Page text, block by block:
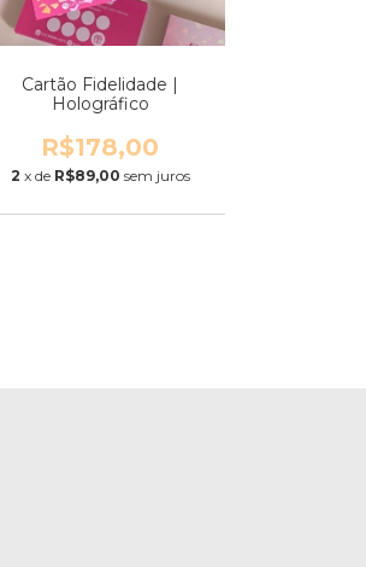
Cartão Fidelidade |
Holográfico
R$178,00
2 x de R$89,00 sem juros